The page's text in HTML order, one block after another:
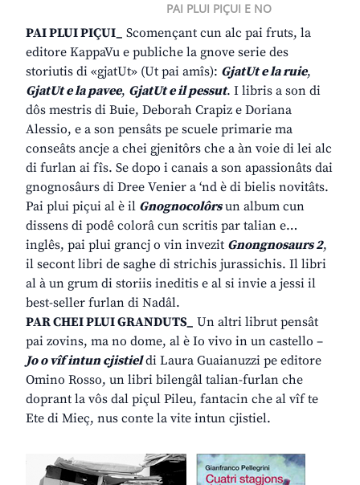
PAI PLUI PIÇUI E NO
PAI PLUI PIÇUI_ Scomençant cun alc pai fruts, la
editore KappaVu e publiche la gnove serie des
storiutis di «gjatUt» (Ut pai amîs): GjatUt e la ruie,
GjatUt e la pavee, GjatUt e il pessut. I libris a son di
dôs mestris di Buie, Deborah Crapiz e Doriana
Alessio, e a son pensâts pe scuele primarie ma
conseâts ancje a chei gjenitôrs che a àn voie di lei alc
di furlan ai fîs. Se dopo i canais a son apassionâts dai
gnognosâurs di Dree Venier a ‘nd è di bielis novitâts.
Pai plui piçui al è il Gnognocolôrsun album cun
dissens di podê colorâ cun scritis par talian e…
inglês, pai plui grancj o vin invezit Gnongnosaurs 2,
il secont libri de saghe di strichis jurassichis. Il libri
al à un grum di storiis ineditis e al si invie a jessi il
best-seller furlan di Nadâl.
PAR CHEI PLUI GRANDUTS_ Un altri librut pensât
pai zovins, ma no dome, al è Io vivo in un castello –
Jo o vîf intun cjistieldi Laura Guaianuzzi pe editore
Omino Rosso, un libri bilengâl talian-furlan che
doprant la vôs dal piçul Pileu, fantacin che al vîf te
Ete di Mieç, nus conte la vite intun cjistiel.